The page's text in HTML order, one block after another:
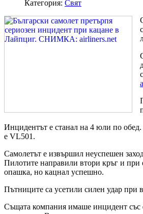
Категория: Свят
Инцидентът е станал на 4 юли по
е VL501.
Самолетът е извършил неуспешен
Пилотите направили втори кръг и при
опашка, но кацнал успешно.
Пътниците са усетили силен удар при
Същата компания имаше инцидент